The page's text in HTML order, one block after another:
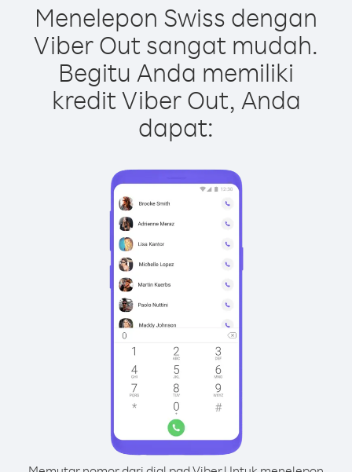
Menelepon Swiss dengan
Viber Out sangat mudah.
Begitu Anda memiliki
kredit Viber Out, Anda
dapat: